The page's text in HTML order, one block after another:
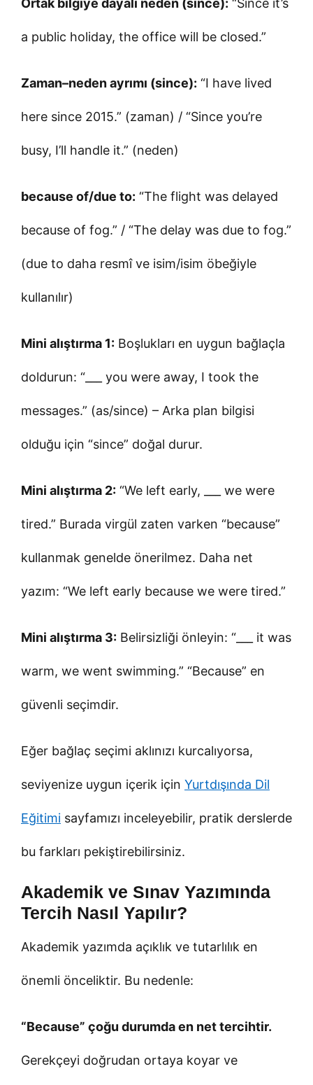
a public holiday, the office will be closed.”
Zaman–neden ayrımı (since): “I have lived
here since 2015.” (zaman) / “Since you’re
busy, I’ll handle it.” (neden)
because of/due to: “The flight was delayed
because of fog.” / “The delay was due to fog.”
(due to daha resmî ve isim/isim öbeğiyle
kullanılır)
Mini alıştırma 1: Boşlukları en uygun bağlaçla
doldurun: “___ you were away, I took the
messages.” (as/since) – Arka plan bilgisi
olduğu için “since” doğal durur.
Mini alıştırma 2: “We left early, ___ we were
tired.” Burada virgül zaten varken “because”
kullanmak genelde önerilmez. Daha net
yazım: “We left early because we were tired.”
Mini alıştırma 3: Belirsizliği önleyin: “___ it was
warm, we went swimming.” “Because” en
güvenli seçimdir.
Eğer bağlaç seçimi aklınızı kurcalıyorsa,
seviyenize uygun içerik için Yurtdışında Dil
Eğitimi sayfamızı inceleyebilir, pratik derslerde
bu farkları pekiştirebilirsiniz.
Akademik ve Sınav Yazımında
Tercih Nasıl Yapılır?
Akademik yazımda açıklık ve tutarlılık en
önemli önceliktir. Bu nedenle:
“Because” çoğu durumda en net tercihtir.
Gerekçeyi doğrudan ortaya koyar ve